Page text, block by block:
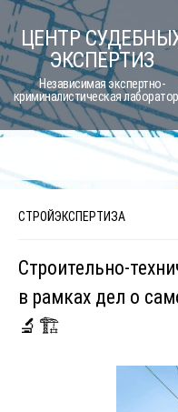
Skip
to
content
ЦЕНТР
ЭКСПЕРТИЗ
Независимая экспертно-
криминалистическая
СТРОЙЭКСПЕРТИЗА
Строительно-
в рамках дел о
🔬🏗️